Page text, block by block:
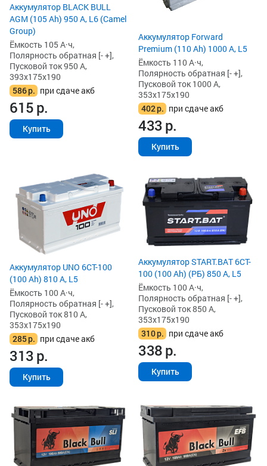
Аккумулятор BLACK BULL
AGM (105 Ah) 950 А, L6 (Camel
Group)
Ёмкость 105 А·ч,
Полярность обратная [- +],
Пусковой ток 950 А,
393x175x190
586р. при сдаче акб
615р.
Купить
Аккумулятор Forward
Premium (110 Ah) 1000 А, L5
Ёмкость 110 А·ч,
Полярность обратная [- +],
Пусковой ток 1000 А,
353x175x190
402р. при сдаче акб
433р.
Купить
Аккумулятор UNO 6CT-100
(100 Ah) 810 А, L5
Ёмкость 100 А·ч,
Полярность обратная [- +],
Пусковой ток 810 А,
353x175x190
285р. при сдаче акб
313р.
Купить
Аккумулятор START.BAT 6CT-
100 (100 Ah) (РБ) 850 А, L5
Ёмкость 100 А·ч,
Полярность обратная [- +],
Пусковой ток 850 А,
353x175x190
310р. при сдаче акб
338р.
Купить